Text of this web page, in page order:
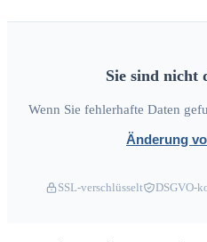
Sie sind nicht
Wenn Sie fehlerhafte Daten
Änderung
SSL-verschlüsselt DSGVO-